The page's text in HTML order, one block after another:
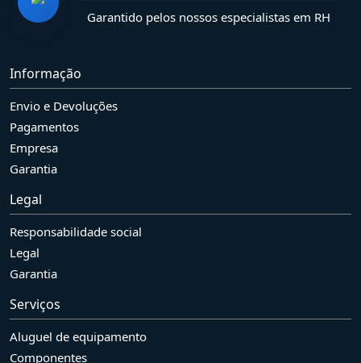
Garantido pelos nossos especialistas em RH
Informação
Envio e Devoluções
Pagamentos
Empresa
Garantia
Legal
Responsabilidade social
Legal
Garantia
Serviços
Aluguel de equipamento
Componentes